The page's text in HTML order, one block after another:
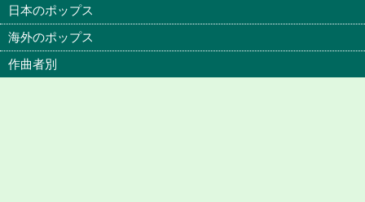
日本のポップス
海外のポップス
作曲者別